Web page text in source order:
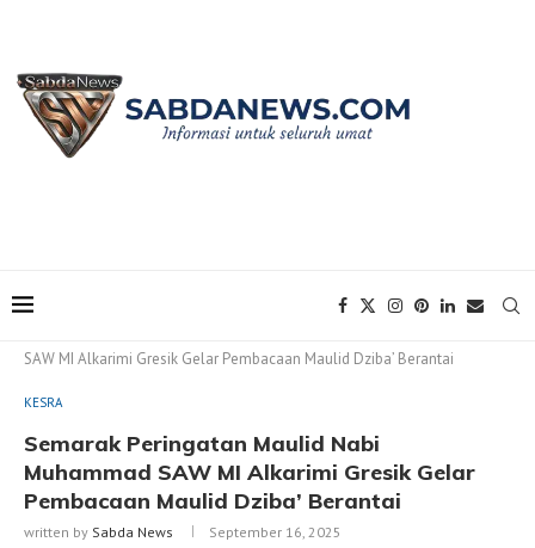
SAW MI Alkarimi Gresik Gelar Pembacaan Maulid Dziba’ Berantai
KESRA
Semarak Peringatan Maulid Nabi
Muhammad SAW MI Alkarimi Gresik Gelar
Pembacaan Maulid Dziba’ Berantai
written by Sabda News September 16, 2025